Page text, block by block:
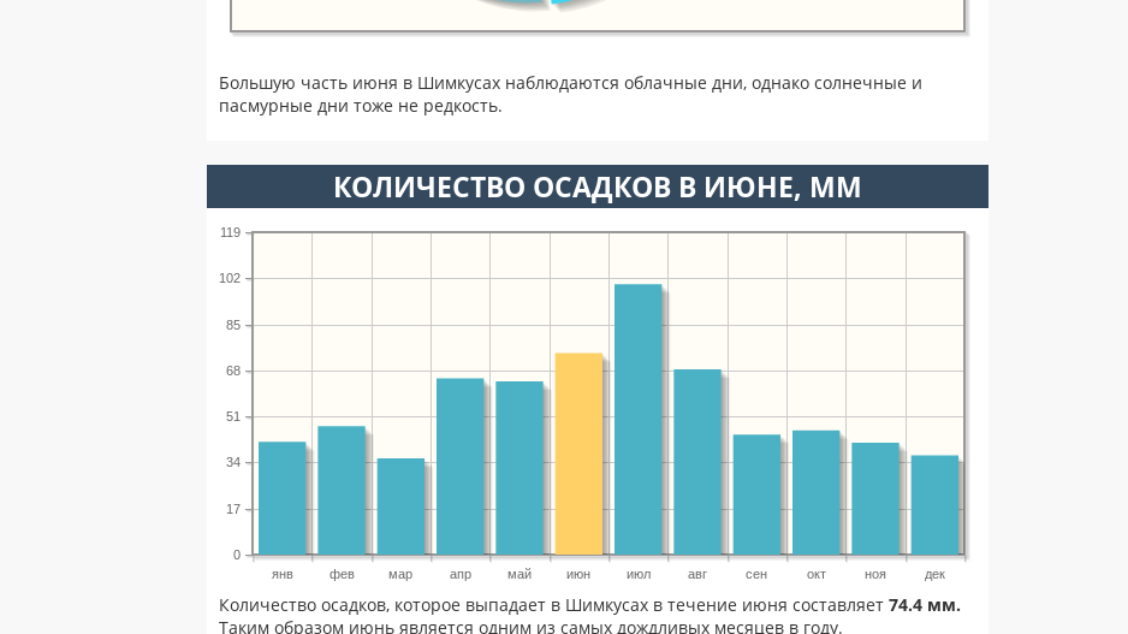
Большую часть июня в Шимкусах наблюдаются облачные дни, однако солнечные и
пасмурные дни тоже не редкость.
КОЛИЧЕСТВО ОСАДКОВ В ИЮНЕ, ММ
янв фев мар апр май июн июл авг сен окт ноя дек
0
17
34
51
68
85
102
119
Количество осадков, которое выпадает в Шимкусах в течение июня составляет 74.4 мм.
Таким образом июнь является одним из самых дождливых месяцев в году.